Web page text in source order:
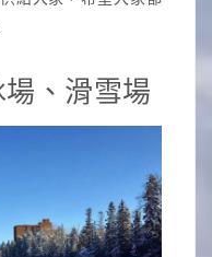
、滑雪場